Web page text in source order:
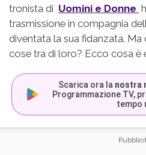
tronista di Uomini e Donne
trasmissione in compagnia
diventata la sua fidanzata.
cose tra di loro? Ecco cosa è
Scarica ora la nostra
Programmazione TV,
tempo